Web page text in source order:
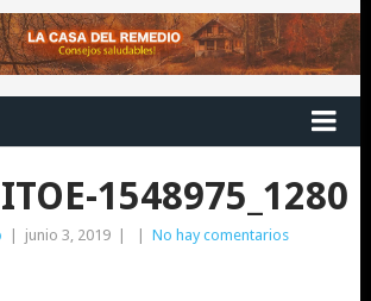
1548975_1280
junio 3, 2019 No hay comentarios